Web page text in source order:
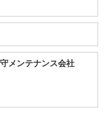
メンテナンス会社